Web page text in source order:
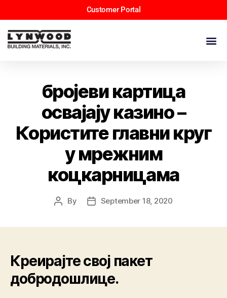
Customer Portal
бројеви картица
освајају казино –
Користите главни круг
у мрежним
коцкарницама
By September 18, 2020
Креирајте свој пакет
добродошлице.